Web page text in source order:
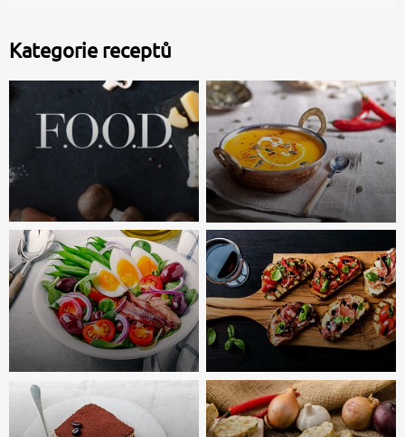
Kategorie receptů
Vše o jídle, vaření
a pečení
Polévky
Kuřecí vývar
Více
Předkrmy,